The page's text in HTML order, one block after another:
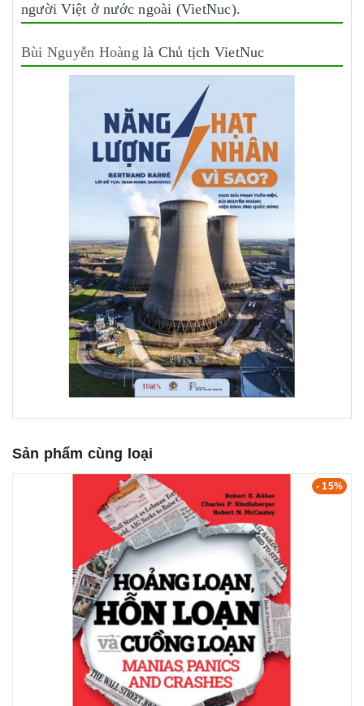
người Việt ở nước ngoài (VietNuc).
Bùi Nguyễn Hoàng là Chủ tịch VietNuc
Sản phẩm cùng loại
- 15%